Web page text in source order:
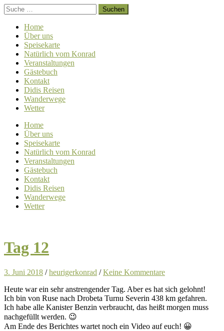
Home
Über uns
Speisekarte
Natürlich vom Konrad
Veranstaltungen
Gästebuch
Kontakt
Didis Reisen
Wanderwege
Wetter
Home
Über uns
Speisekarte
Natürlich vom Konrad
Veranstaltungen
Gästebuch
Kontakt
Didis Reisen
Wanderwege
Wetter
Tag 12
3. Juni 2018 /heurigerkonrad /Keine Kommentare
Heute war ein sehr anstrengender Tag. Aber es hat sich gelohnt!
Ich bin von Ruse nach Drobeta Turnu Severin 438 km gefahren.
Ich habe alle Kanister Benzin verbraucht, das heißt morgen muss
nachgefüllt werden. 😉
Am Ende des Berichtes wartet noch ein Video auf euch! 😀